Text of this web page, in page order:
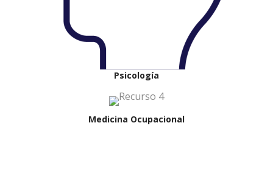
Psicología
Medicina Ocupacional